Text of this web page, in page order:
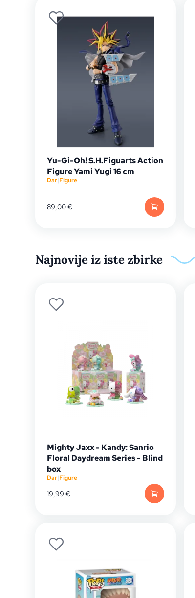
Yu-Gi-Oh! S.H.Figuarts Action
Figure Yami Yugi 16 cm
Dar|Figure
89,00€
Najnovije iz iste zbirke
Mighty Jaxx - Kandy: Sanrio
Floral Daydream Series - Blind
box
Dar|Figure
19,99 €